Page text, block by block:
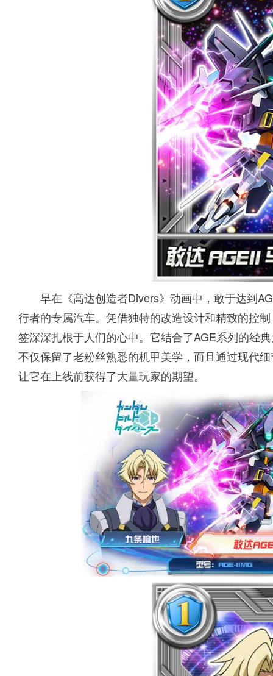
早在《高达创造者Divers》动画中，敢于达到
行者的专属汽车。凭借独特的改造设计和精致的控
签深深扎根于人们的心中。它结合了AGE系列的经
不仅保留了老粉丝熟悉的机甲美学，而且通过现代
让它在上线前获得了大量玩家的期望。